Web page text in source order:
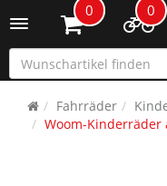
Toggle navigation
0 0
Fahrräder
Woom-Kinderräder